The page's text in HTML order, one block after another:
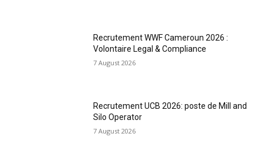
Recrutement WWF Cameroun 2026 :
Volontaire Legal & Compliance
7 August 2026
Recrutement UCB 2026: poste de Mill and
Silo Operator
7 August 2026